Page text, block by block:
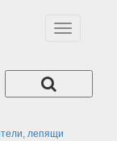
Toggle
лепящи